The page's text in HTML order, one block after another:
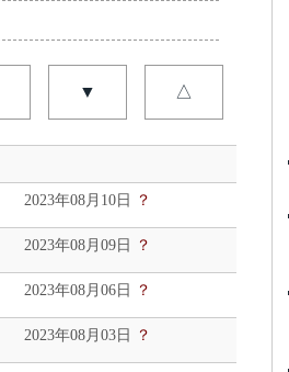
▼ △
2023年08月10日 ？
2023年08月09日 ？
2023年08月06日 ？
2023年08月03日 ？